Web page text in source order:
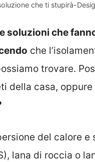
che ti stupirà-
soluzioni che
che
trovare.
della casa,
del calore e
lana di roccia o